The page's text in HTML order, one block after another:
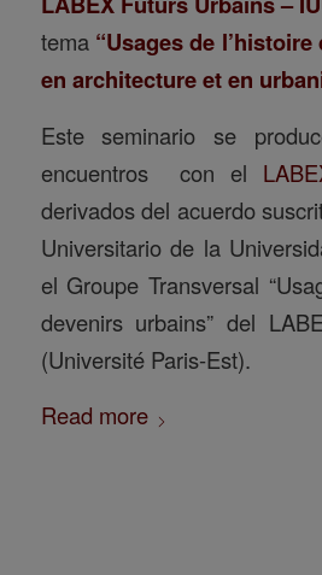
tema “Usages de
en architecture et en
Este seminario se
encuentros con el
derivados del acuerdo
Universitario de la
el Groupe Transversal
devenirs urbains” del
(Université Paris-Est).
Read more